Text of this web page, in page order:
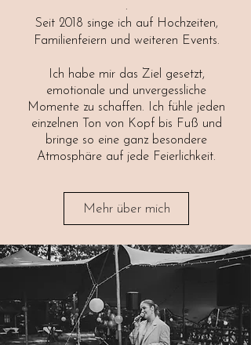
.
Seit 2018 singe ich auf Hochzeiten,
Familienfeiern und weiteren Events.
Ich habe mir das Ziel gesetzt,
emotionale und unvergessliche
Momente zu schaffen. Ich fühle jeden
einzelnen Ton von Kopf bis Fuß und
bringe so eine ganz besondere
Atmosphäre auf jede Feierlichkeit.
Mehr über mich